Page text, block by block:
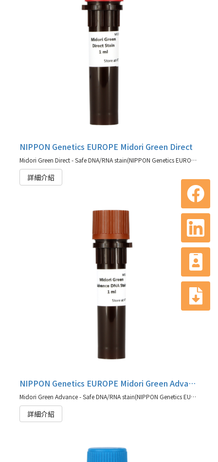
NIPPON Genetics EUROPE Midori Green Direct
Midori Green Direct - Safe DNA/RNA stain(NIPPON Genetics EUROPE 代理商)
詳細介紹
NIPPON Genetics EUROPE Midori Green Advance
Midori Green Advance - Safe DNA/RNA stain(NIPPON Genetics EUROPE 代理商)
詳細介紹